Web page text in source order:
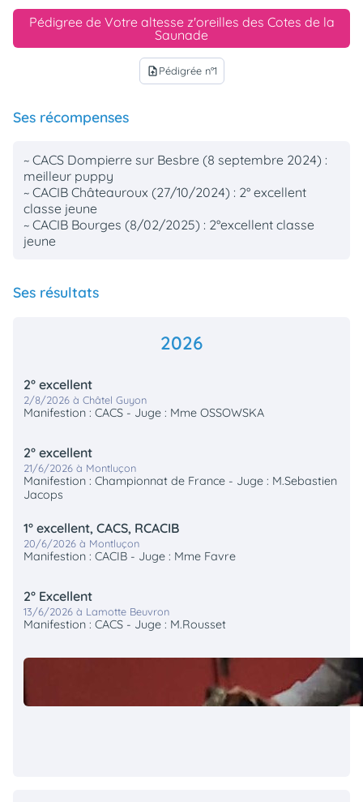
Pédigree de Votre altesse z'oreilles des Cotes de la
Saunade
upload_file Pédigrée n°1
Ses récompenses
~ CACS Dompierre sur Besbre (8 septembre 2024) :
meilleur puppy
~ CACIB Châteauroux (27/10/2024) : 2° excellent
classe jeune
~ CACIB Bourges (8/02/2025) : 2°excellent classe
jeune
Ses résultats
2026
2° excellent
2/8/2026 à Châtel Guyon
Manifestion : CACS - Juge : Mme OSSOWSKA
2° excellent
21/6/2026 à Montluçon
Manifestion : Championnat de France - Juge : M.Sebastien
Jacops
1° excellent, CACS, RCACIB
20/6/2026 à Montluçon
Manifestion : CACIB - Juge : Mme Favre
2° Excellent
13/6/2026 à Lamotte Beuvron
Manifestion : CACS - Juge : M.Rousset